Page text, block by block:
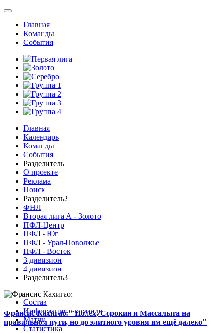
Главная
Команды
События
Главная
Календарь
Команды
События
Разделитель
О проекте
Реклама
Поиск
Разделитель2
ФНЛ
Вторая лига А - Золото
ПФЛ-Центр
ПФЛ - Юг
ПФЛ - Урал-Поволжье
ПФЛ - Восток
3 дивизион
4 дивизион
Разделитель3
Франсис Кахигао: "Полех, Сорокин и Массалыга на
правильном пути, но до элитного уровня им ещё далеко"
Состав
Информация о команде
Матчи
Статистика